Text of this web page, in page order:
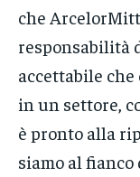
che
responsabilità
accettabile
in un settore,
è pronto alla
siamo al